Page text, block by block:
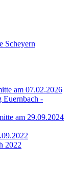
Scheyern
am 07.02.2026
Euernbach -
am 29.09.2024
2022